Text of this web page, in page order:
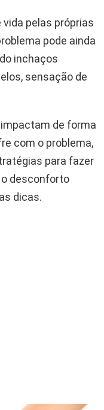
pelas próprias
pode ainda
inchaços
sensação de
de forma
com o problema,
para fazer
desconforto
dicas.